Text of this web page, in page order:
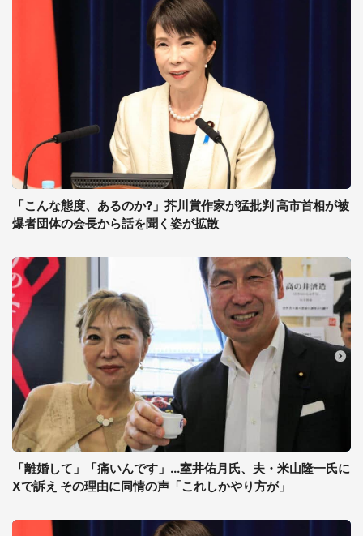
「こんな態度、あるのか?」芥川賞作家が猛批判 高市首相が被
爆者団体の会長から話を聞く姿が拡散
「離婚して」「痛いんです」...室井佑月氏、夫・米山隆一氏に
Xで訴え その理由に同情の声「これしかやり方が」